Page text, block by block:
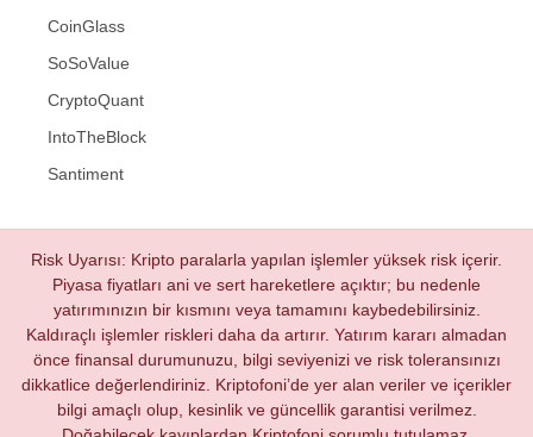
CoinGlass
SoSoValue
CryptoQuant
IntoTheBlock
Santiment
Risk Uyarısı: Kripto paralarla yapılan işlemler yüksek risk içerir.
Piyasa fiyatları ani ve sert hareketlere açıktır; bu nedenle
yatırımınızın bir kısmını veya tamamını kaybedebilirsiniz.
Kaldıraçlı işlemler riskleri daha da artırır. Yatırım kararı almadan
önce finansal durumunuzu, bilgi seviyenizi ve risk toleransınızı
dikkatlice değerlendiriniz. Kriptofoni’de yer alan veriler ve içerikler
bilgi amaçlı olup, kesinlik ve güncellik garantisi verilmez.